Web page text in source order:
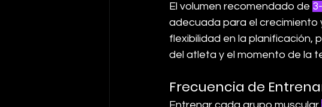
El volumen recomendado de
adecuada para el crecimiento
flexibilidad en la planificación,
del atleta y el momento de la
Frecuencia de